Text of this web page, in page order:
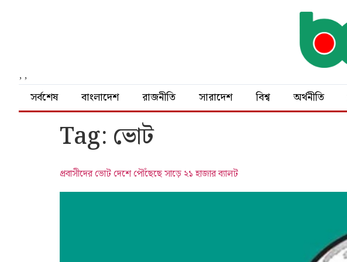
, ,
সর্বশেষ বাংলাদেশ রাজনীতি সারাদেশ বিশ্ব অর্থনীতি
Tag: ভোট
প্রবাসীদের ভোট দেশে পৌঁছেছে সাড়ে ২১ হাজার ব্যালট